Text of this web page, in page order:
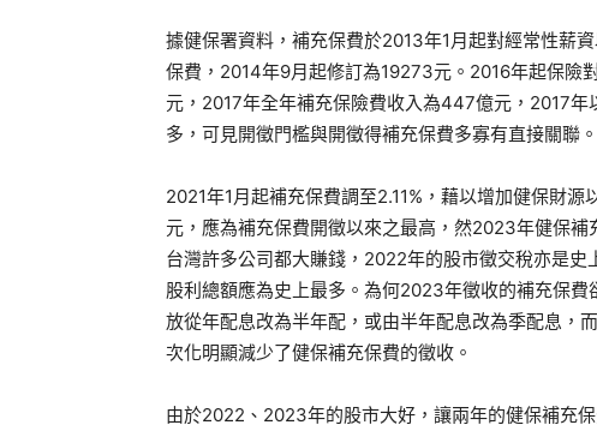
據健保署資料，補充保費於2013年1月起對經常性薪
保費，2014年9月起修訂為19273元。2016年起保險
元，2017年全年補充保險費收入為447億元，2017
多，可見開徵門檻與開徵得補充保費多寡有直接關聯。
2021年1月起補充保費調至2.11%，藉以增加健保財
元，應為補充保費開徵以來之最高，然2023年健保
台灣許多公司都大賺錢，2022年的股市徵交稅亦是
股利總額應為史上最多。為何2023年徵收的補充保
放從年配息改為半年配，或由半年配息改為季配息，
次化明顯減少了健保補充保費的徵收。
由於2022、2023年的股市大好，讓兩年的健保補充